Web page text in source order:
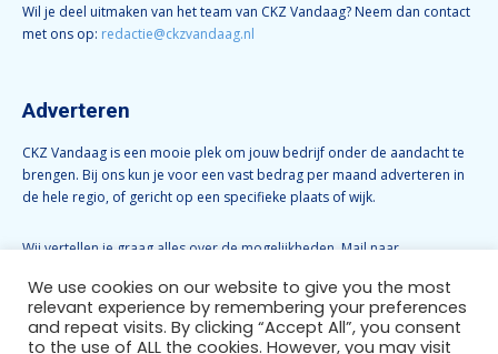
Wil je deel uitmaken van het team van CKZ Vandaag? Neem dan contact
met ons op: redactie@ckzvandaag.nl
Adverteren
CKZ Vandaag is een mooie plek om jouw bedrijf onder de aandacht te
brengen. Bij ons kun je voor een vast bedrag per maand adverteren in
de hele regio, of gericht op een specifieke plaats of wijk.
Wij vertellen je graag alles over de mogelijkheden. Mail naar
Volg CKZ Vandaag
We use cookies on our website to give you the most
relevant experience by remembering your preferences
and repeat visits. By clicking “Accept All”, you consent
to the use of ALL the cookies. However, you may visit